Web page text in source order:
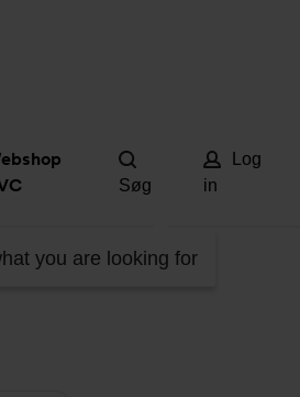
you are looking for
Søg
Log
in